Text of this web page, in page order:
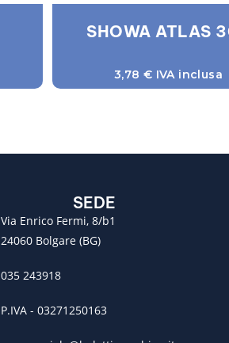
SHOWA ATLAS
3,78 € IVA inclusa
SEDE
Via Enrico Fermi, 8/b1
24060 Bolgare (BG)
035 243918
P.IVA - 03271250163